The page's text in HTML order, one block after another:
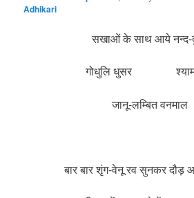
Adhikari
सखाओं के साथ आये नन्द-
गोधुलि धुसर श्याम
जानू-लम्बित वनमाल
बार बार शृंग-वेनू रव सुनकर दौड़